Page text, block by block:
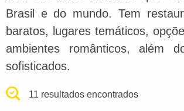
Brasil e do mundo. Tem
baratos, lugares temáticos,
ambientes românticos, além
sofisticados.
11 resultados encontrados